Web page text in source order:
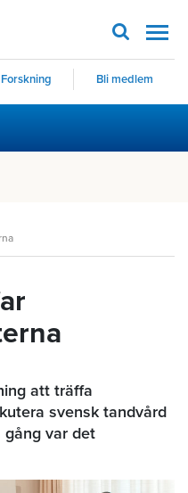
Forskning Bli medlem
att träffa
svensk tandvård
gång var det